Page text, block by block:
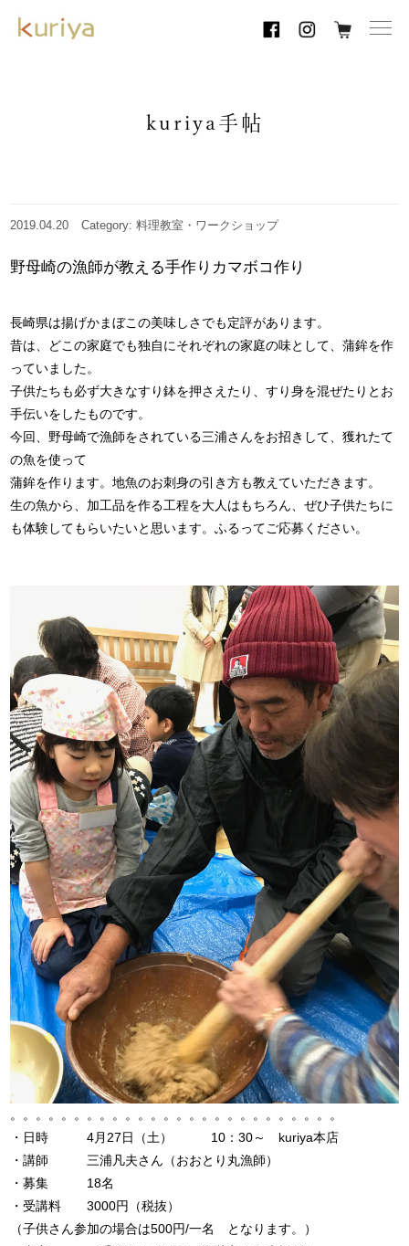
kuriya手帖
2019.04.20 Category: 料理教室・ワークショップ
野母崎の漁師が教える手作りカマボコ作り
長崎県は揚げかまぼこの美味しさでも定評があります。
昔は、どこの家庭でも独自にそれぞれの家庭の味として、蒲鉾を作
っていました。
子供たちも必ず大きなすり鉢を押さえたり、すり身を混ぜたりとお
手伝いをしたものです。
今回、野母崎で漁師をされている三浦さんをお招きして、獲れたて
の魚を使って
蒲鉾を作ります。地魚のお刺身の引き方も教えていただきます。
生の魚から、加工品を作る工程を大人はもちろん、ぜひ子供たちに
も体験してもらいたいと思います。ふるってご応募ください。
。。。。。。。。。。。。。。。。。。。。。。。。。。
・日時 4月27日（土） 10：30～ kuriya本店
・講師 三浦凡夫さん（おおとり丸漁師）
・募集 18名
・受講料 3000円（税抜）
（子供さん参加の場合は500円/一名 となります。）